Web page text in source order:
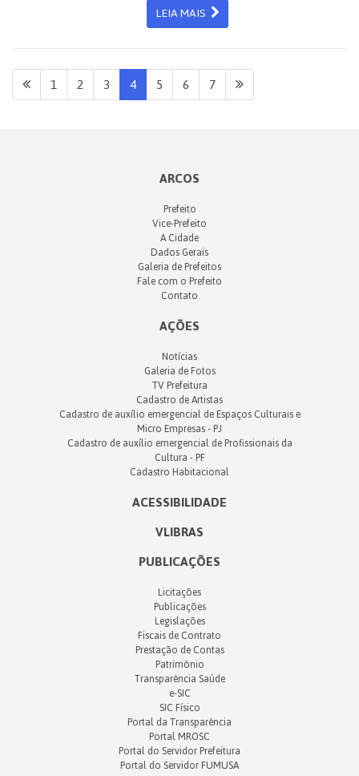
LEIA MAIS
1 2 3 4 5 6 7
ARCOS
Prefeito
Vice-Prefeito
A Cidade
Dados Gerais
Galeria de Prefeitos
Fale com o Prefeito
Contato
AÇÕES
Notícias
Galeria de Fotos
TV Prefeitura
Cadastro de Artistas
Cadastro de auxílio emergencial de Espaços Culturais e
Micro Empresas - PJ
Cadastro de auxílio emergencial de Profissionais da
Cultura - PF
Cadastro Habitacional
ACESSIBILIDADE
VLIBRAS
PUBLICAÇÕES
Licitações
Publicações
Legislações
Fiscais de Contrato
Prestação de Contas
Patrimônio
Transparência Saúde
e-SIC
SIC Físico
Portal da Transparência
Portal MROSC
Portal do Servidor Prefeitura
Portal do Servidor FUMUSA